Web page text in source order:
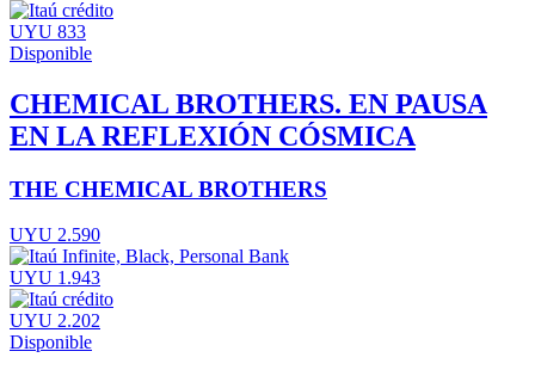
UYU 833
Disponible
CHEMICAL BROTHERS. EN PAUSA
EN LA REFLEXIÓN CÓSMICA
THE CHEMICAL BROTHERS
UYU 2.590
UYU 1.943
UYU 2.202
Disponible